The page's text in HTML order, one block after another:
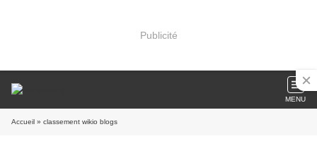
Publicité
MENU
Accueil » classement wikio blogs